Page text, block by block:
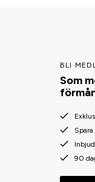
BLI
Som
90